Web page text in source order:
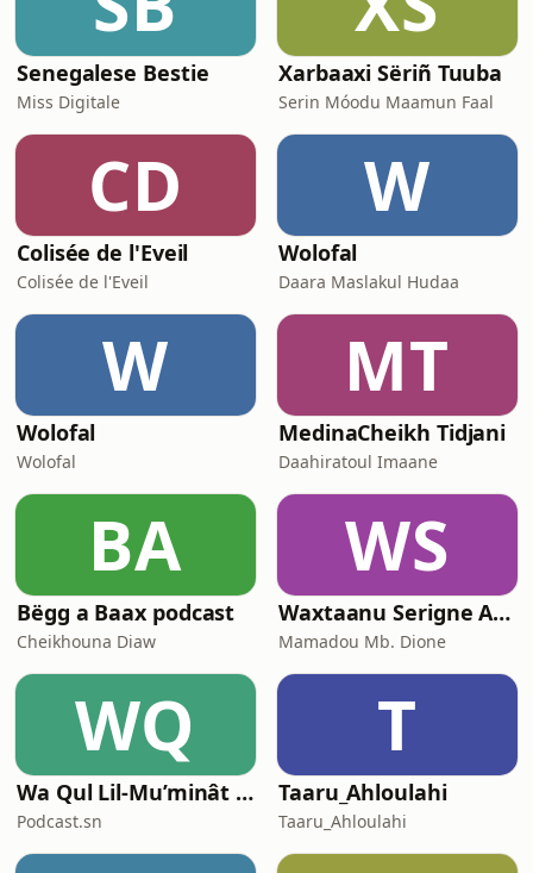
Senegalese Bestie
Miss Digitale
Xarbaaxi Sëriñ Tuuba
Serin Móodu Maamun Faal
CD
Colisée de l'Eveil
Colisée de l'Eveil
W
Wolofal
Daara Maslakul Hudaa
W
Wolofal
Wolofal
MT
MedinaCheikh Tidjani
Daahiratoul Imaane
BA
Bëgg a Baax podcast
Cheikhouna Diaw
WS
Waxtaanu Serigne Ahmadou Mbacke
Mamadou Mb. Dione
WQ
Wa Qul Lil-Mu’minât - Saison 1
Podcast.sn
T
Taaru_Ahloulahi
Taaru_Ahloulahi